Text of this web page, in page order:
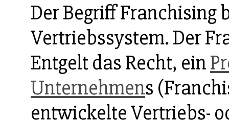
Der Begriff Franchising
Vertriebssystem. Der
Entgelt das Recht, ein
Unternehmens
entwickelte Vertriebs-